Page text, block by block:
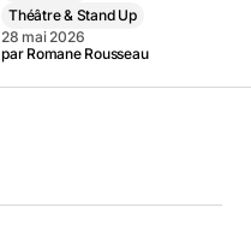
Théâtre & Stand Up
28 mai 2026
par Romane Rousseau